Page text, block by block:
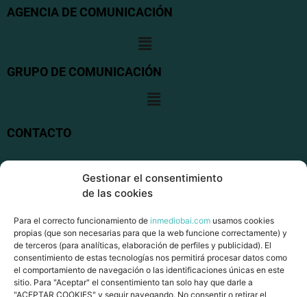
Gestionar el consentimiento
de las cookies
Para el correcto funcionamiento de inmediobai.com usamos cookies
propias (que son necesarias para que la web funcione correctamente) y
de terceros (para analíticas, elaboración de perfiles y publicidad). El
consentimiento de estas tecnologías nos permitirá procesar datos como
el comportamiento de navegación o las identificaciones únicas en este
sitio. Para "Aceptar" el consentimiento tan solo hay que darle a
"ACEPTAR COOKIES" y seguir navegando. No consentir o retirar el
AGENCIA DE COMUNICACIÓN
GRUPO DE COMUNICACIÓN
CONTACTO
San Frantzisko kalea, 19. 48200 DURANGO
+34 946550033
info@inmediobai.com